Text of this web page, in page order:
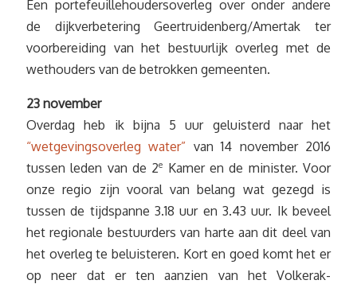
Een portefeuillehoudersoverleg over onder andere
de dijkverbetering Geertruidenberg/Amertak ter
voorbereiding van het bestuurlijk overleg met de
wethouders van de betrokken gemeenten.
23 november
Overdag heb ik bijna 5 uur geluisterd naar het
“wetgevingsoverleg water” van 14 november 2016
tussen leden van de 2e
Kamer en de minister. Voor
onze regio zijn vooral van belang wat gezegd is
tussen de tijdspanne 3.18 uur en 3.43 uur. Ik beveel
het regionale bestuurders van harte aan dit deel van
het overleg te beluisteren. Kort en goed komt het er
op neer dat er ten aanzien van het Volkerak-